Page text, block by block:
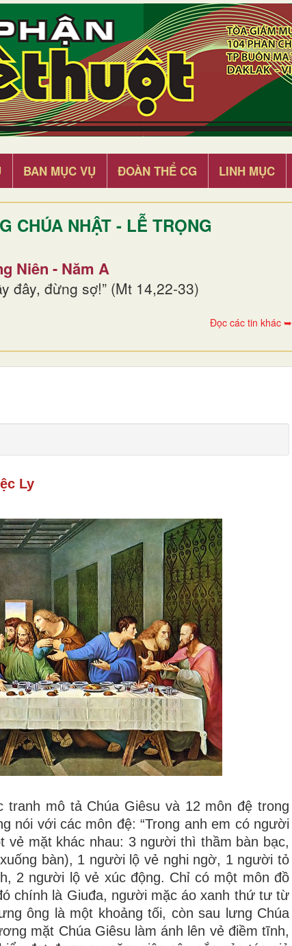
BAN MỤC VỤ ĐOÀN THỂ CG LINH MỤC
CHÚA NHẬT - LỄ TRỌNG
Niên - Năm A
đây, đừng sợ!” (Mt 14,22-33)
Đọc các tin khác ➥
Ly
mô tả Chúa Giêsu và 12 môn đệ trong
nói với các môn đệ: “Trong anh em có người
vẻ mặt khác nhau: 3 người thì thầm bàn bạc,
bàn), 1 người lộ vẻ nghi ngờ, 1 người tỏ
2 người lộ vẻ xúc động. Chỉ có một môn đồ
chính là Giuđa, người mặc áo xanh thứ tư từ
ông là một khoảng tối, còn sau lưng Chúa
mặt Chúa Giêsu làm ánh lên vẻ điềm tĩnh,